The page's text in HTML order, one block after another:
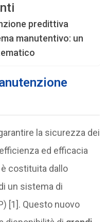
predittiva
manutentivo: un
la sicurezza dei
ed efficacia
costituita dallo
un sistema di
[1]. Questo nuovo